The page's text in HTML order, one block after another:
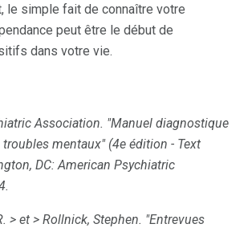
le simple fait de connaître votre
peut être le début de
dans votre vie.
Association. "Manuel diagnostique
mentaux" (4e édition - Text
DC: American Psychiatric
> et > Rollnick, Stephen. "Entrevues